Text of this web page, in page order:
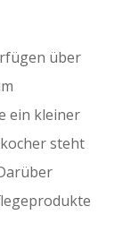
über
ein kleiner
steht